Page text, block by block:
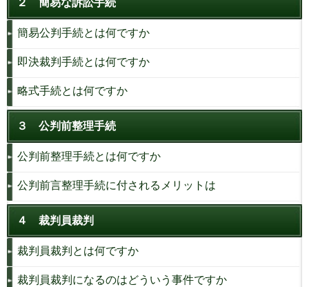
２ 簡易な訴訟手続
簡易公判手続とは何ですか
即決裁判手続とは何ですか
略式手続とは何ですか
３ 公判前整理手続
公判前整理手続とは何ですか
公判前言整理手続に付されるメリットは
４ 裁判員裁判
裁判員裁判とは何ですか
裁判員裁判になるのはどういう事件ですか